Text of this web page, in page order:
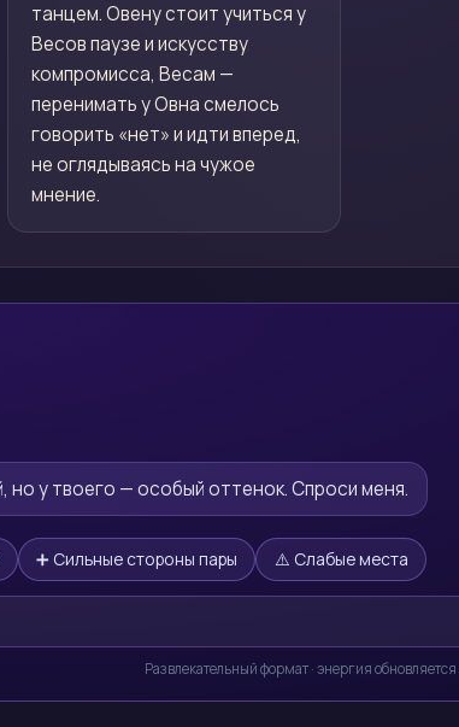
танцем. Овену стоит учиться у
Весов паузе и искусству
компромисса, Весам —
перенимать у Овна смелось
говорить «нет» и идти вперед,
не оглядываясь на чужое
мнение.
но у твоего — особый оттенок. Спроси меня.
➕ Сильные стороны пары ⚠️ Слабые места
Развлекательный формат · энергия